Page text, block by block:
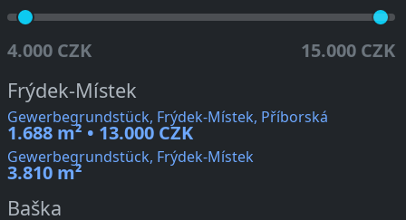
4.000 CZK 15.000 CZK
Frýdek-Místek
Gewerbegrundstück, Frýdek-Místek, Příborská
1.688 m² • 13.000 CZK
Gewerbegrundstück, Frýdek-Místek
3.810 m²
Baška